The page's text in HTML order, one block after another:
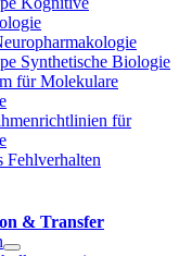
Synthetische Biologie
für Molekulare
für
Fehlverhalten
& Transfer